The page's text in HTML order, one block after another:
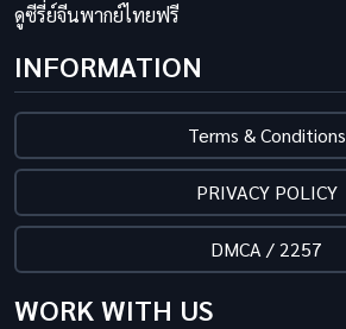
ดูซีรี่ย์จีนพากย์ไทยฟรี
INFORMATION
Terms & Conditions
PRIVACY POLICY
DMCA / 2257
WORK WITH US